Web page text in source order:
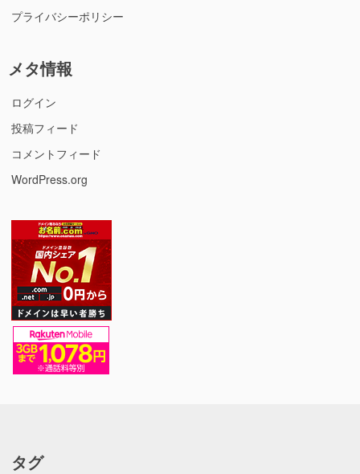
プライバシーポリシー
メタ情報
ログイン
投稿フィード
コメントフィード
WordPress.org
タグ